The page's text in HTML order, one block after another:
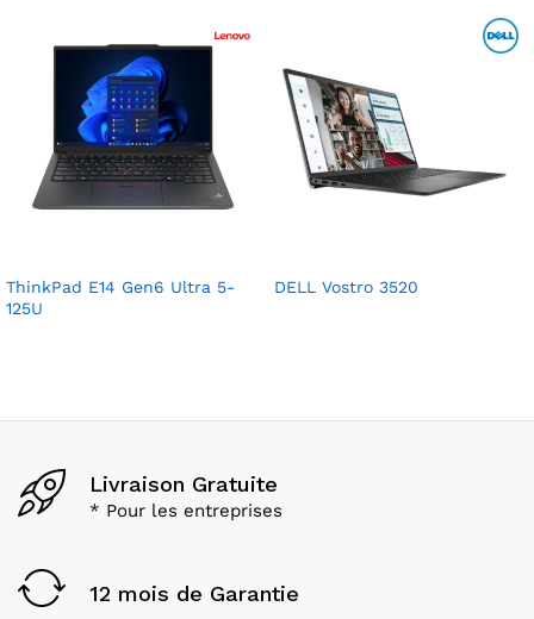
ThinkPad E14 Gen6 Ultra 5-
125U
DELL Vostro 3520
Livraison Gratuite
* Pour les entreprises
12 mois de Garantie